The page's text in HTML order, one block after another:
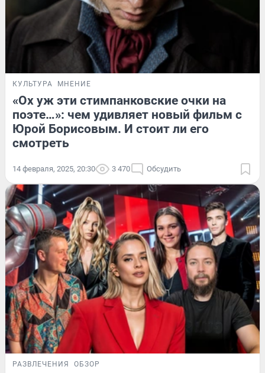
КУЛЬТУРА МНЕНИЕ
«Ох уж эти стимпанковские очки на
поэте…»: чем удивляет новый фильм с
Юрой Борисовым. И стоит ли его
смотреть
14 февраля, 2025, 20:30 3 470 Обсудить
РАЗВЛЕЧЕНИЯ ОБЗОР